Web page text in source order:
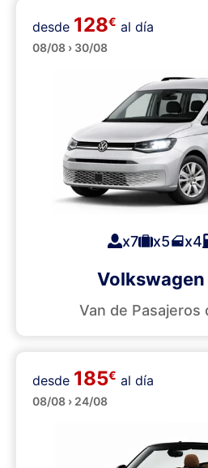
Minibuses
desde 128€ al día
08/08 › 30/08
x7 x5 x4
Van de Pasajeros
Descapotables
desde 185€ al día
08/08 › 24/08